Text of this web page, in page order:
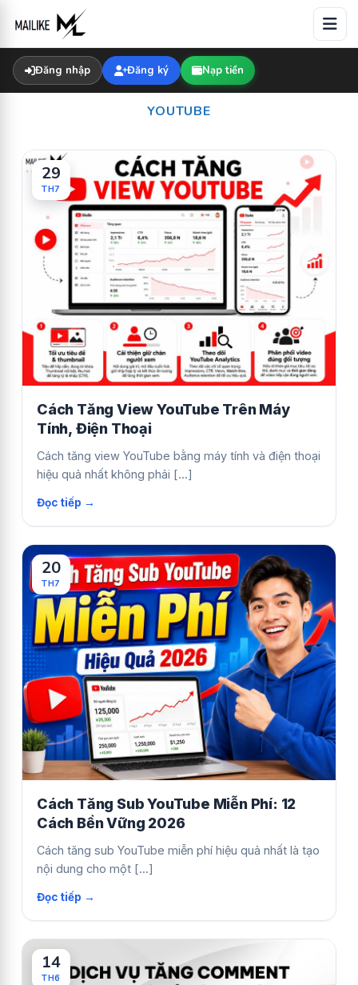
content
Đăng nhập Đăng ký Nạp tiền
YOUTUBE
Cách Tăng View YouTube Trên Máy
Tính, Điện Thoại
Cách tăng view YouTube bằng máy tính và điện thoại
hiệu quả nhất không phải [...]
29
TH7
Cách Tăng Sub YouTube Miễn Phí: 12
Cách Bền Vững 2026
Cách tăng sub YouTube miễn phí hiệu quả nhất là tạo
nội dung cho một [...]
20
TH7
14
TH6